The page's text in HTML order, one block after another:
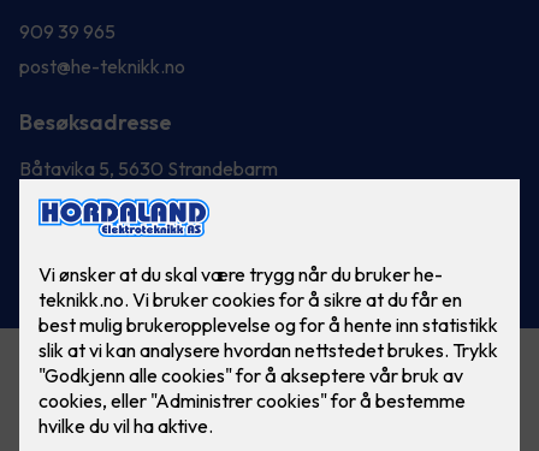
909 39 965
post@he-teknikk.no
Besøksadresse
Båtavika 5, 5630 Strandebarm
Org.no 997 216 520